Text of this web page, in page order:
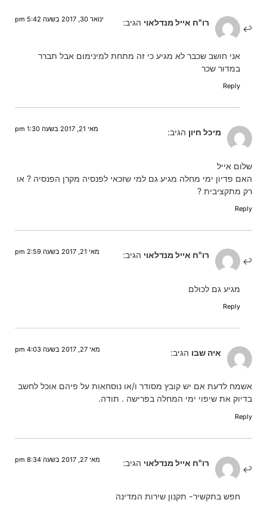
רו"ח אייל מנדלאוי הגיב: ינואר 30, 2017 בשעה 5:42 pm
אני חושב שכבר לא מגיע כי זה מתחת למינימום אבל תברר
במדור שכר
Reply
מיכל חיון הגיב: מאי 21, 2017 בשעה 1:30 pm
שלום אייל
האם פדיון ימי מחלה מגיע גם למי שזכאי לפנסיה מקרן הפנסיה ? או
רק מתקציבית ?
Reply
רו"ח אייל מנדלאוי הגיב: מאי 21, 2017 בשעה 2:59 pm
מגיע גם לכולם
Reply
איה שבו הגיב: מאי 27, 2017 בשעה 4:03 pm
אשמח לדעת אם יש קובץ מסודר ו/או נוסחאות על פיהם אוכל לחשב
בדיוק את שיפוי ימי המחלה בפרישה . תודה.
Reply
רו"ח אייל מנדלאוי הגיב: מאי 27, 2017 בשעה 8:34 pm
חפש בתקשיר- תקנון שירות המדינה